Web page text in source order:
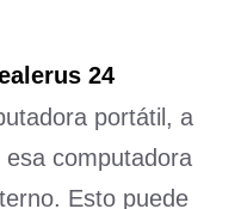
24
portátil, a
computadora
Esto puede